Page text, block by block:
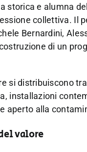
storica e alumna
collettiva. Il
Bernardini,
di un
si distribuiscono
installazioni
aperto alla
valore